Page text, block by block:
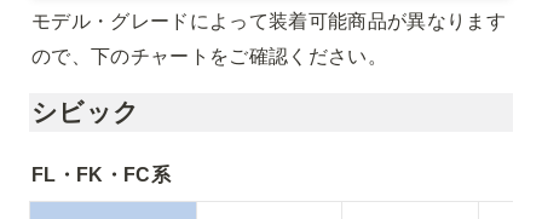
モデル・グレードによって装着可能商品が異なります
ので、下のチャートをご確認ください。
シビック
FL・FK・FC系